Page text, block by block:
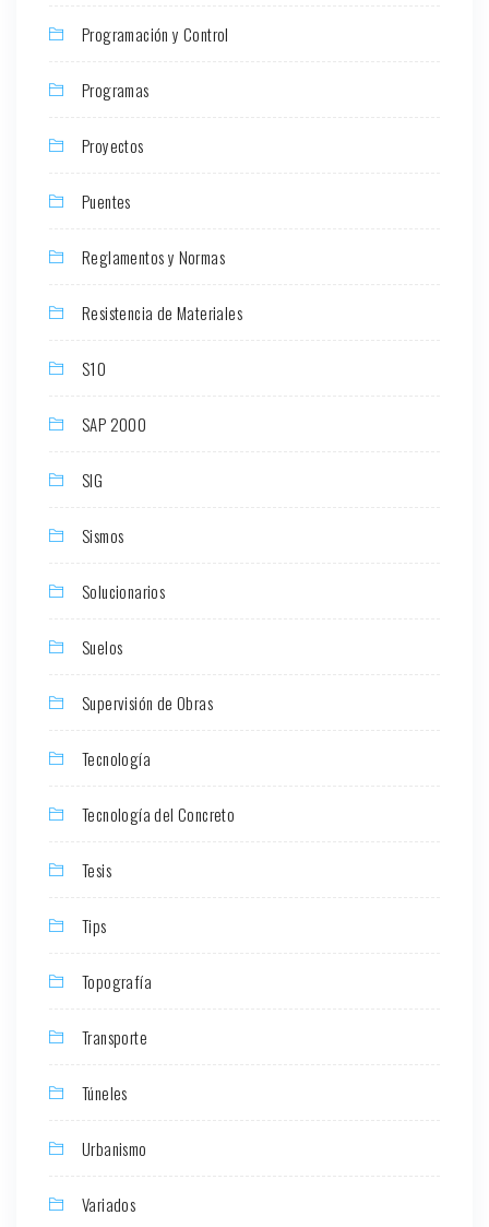
Programación y Control
Programas
Proyectos
Puentes
Reglamentos y Normas
Resistencia de Materiales
S10
SAP 2000
SIG
Sismos
Solucionarios
Suelos
Supervisión de Obras
Tecnología
Tecnología del Concreto
Tesis
Tips
Topografía
Transporte
Túneles
Urbanismo
Variados